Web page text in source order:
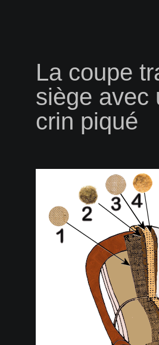
La coupe
siège avec
crin piqué